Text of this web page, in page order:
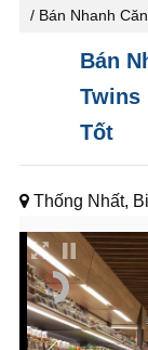
/ Bán Nhanh
Bán
Twins
Tốt
Thống Nhất,